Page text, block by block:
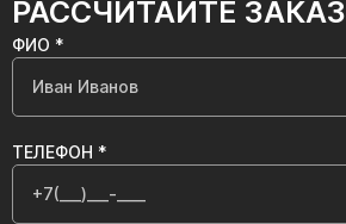
РАССЧИТАЙТЕ ЗАКАЗ
ФИО *
ТЕЛЕФОН *